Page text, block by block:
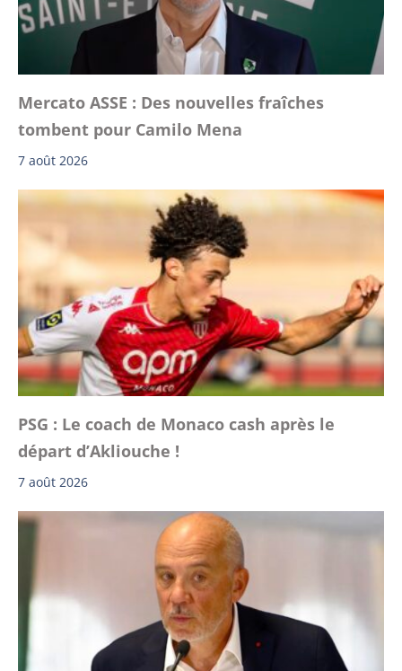
Mercato ASSE : Des nouvelles fraîches
tombent pour Camilo Mena
7 août 2026
PSG : Le coach de Monaco cash après le
départ d’Akliouche !
7 août 2026